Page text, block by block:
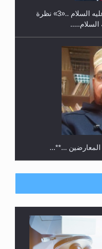
...**...